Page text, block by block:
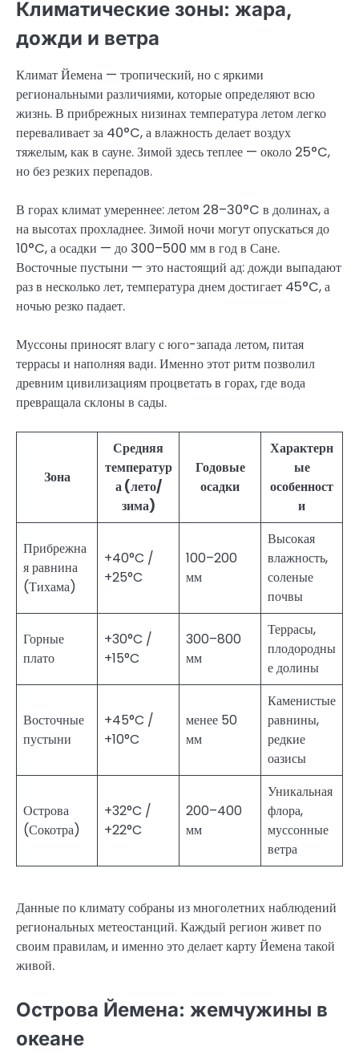
Климатические зоны: жара,
дожди и ветра
Климат Йемена — тропический, но с яркими
региональными различиями, которые определяют всю
жизнь. В прибрежных низинах температура летом легко
переваливает за 40°C, а влажность делает воздух
тяжелым, как в сауне. Зимой здесь теплее — около 25°C,
но без резких перепадов.
В горах климат умереннее: летом 28–30°C в долинах, а
на высотах прохладнее. Зимой ночи могут опускаться до
10°C, а осадки — до 300–500 мм в год в Сане.
Восточные пустыни — это настоящий ад: дожди выпадают
раз в несколько лет, температура днем достигает 45°C, а
ночью резко падает.
Муссоны приносят влагу с юго-запада летом, питая
террасы и наполняя вади. Именно этот ритм позволил
древним цивилизациям процветать в горах, где вода
превращала склоны в сады.
Зона
Средняя
температур
а (лето/
зима)
Годовые
осадки
Характерн
ые
особенност
и
Прибрежна
я равнина
(Тихама)
+40°C /
+25°C
100–200
мм
Высокая
влажность,
соленые
почвы
Горные
плато
+30°C /
+15°C
300–800
мм
Террасы,
плодородны
е долины
Восточные
пустыни
+45°C /
+10°C
менее 50
мм
Каменистые
равнины,
редкие
оазисы
Острова
(Сокотра)
+32°C /
+22°C
200–400
мм
Уникальная
флора,
муссонные
ветра
Данные по климату собраны из многолетних наблюдений
региональных метеостанций. Каждый регион живет по
своим правилам, и именно это делает карту Йемена такой
живой.
Острова Йемена: жемчужины в
океане